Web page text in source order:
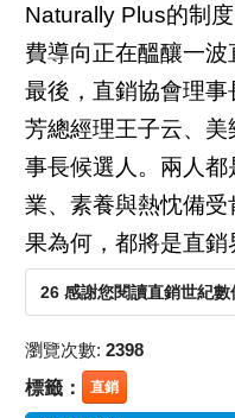
Naturally Plus的制
費導向正在醞釀一波
最後，直銷協會理
芳總經理王子云、
事長候選人。兩人
業、素養與熱忱備
果為何，都將是直銷
26 感謝您閱讀直銷世紀數
瀏覽次數: 2398
標籤： 直銷